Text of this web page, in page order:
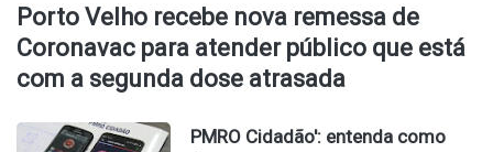
Porto Velho recebe nova remessa de
Coronavac para atender público que está
com a segunda dose atrasada
PMRO Cidadão': entenda como